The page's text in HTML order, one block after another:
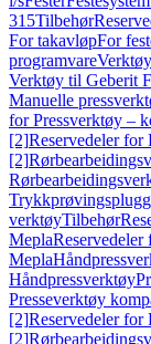
315Tilbehør
For takavløpFor
programvareVerktøy
Verktøy til Geberit
Manuelle
for Pressverktøy –
[2]Reservedeler for
[2]
Trykkprøvingsplugg
verktøyTilbehør
Mepla
Mepla
Håndpressverktøy
Presseverktøy
[2]Reservedeler for
[2]